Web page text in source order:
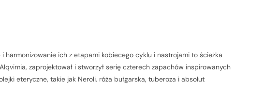
harmonizowanie ich z etapami kobiecego cyklu i nastrojami to ścieżka
zaprojektował i stworzył serię czterech zapachów inspirowanych
eteryczne, takie jak Neroli, róża bułgarska, tuberoza i absolut